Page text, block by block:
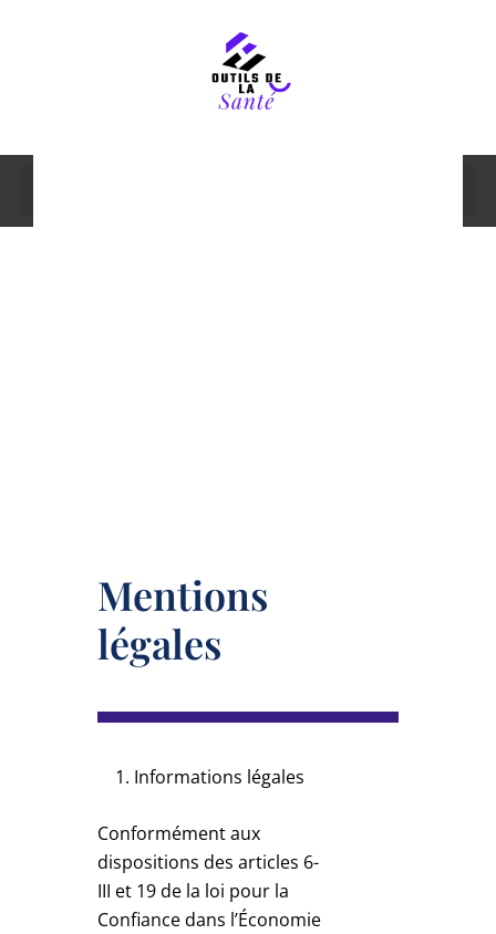
Mentions
légales
Informations légales
Conformément aux
dispositions des articles 6-
III et 19 de la loi pour la
Confiance dans l’Économie